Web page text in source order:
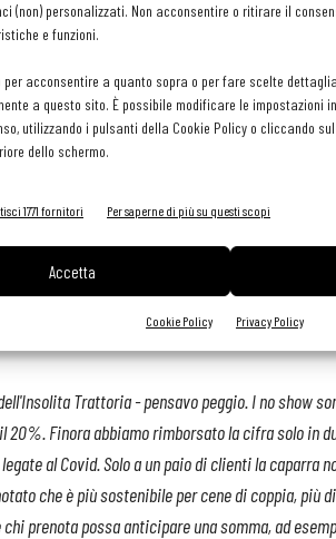
(non) personalizzati. Non acconsentire o ritirare il
e funzioni.
acconsentire a quanto sopra o per fare scelte
a questo sito. È possibile modificare le impostazioni
utilizzando i pulsanti della Cookie Policy o cliccando
dello schermo.
1771 fornitori Per saperne di più su questi scopi
Accetta
Cookie Policy Privacy Policy
rivolgere:
state chiamate al telefono hanno risposto di
addormentati sul divano, quelli del 'dieci
la babysitter'. Ma il campionario è lungo
Trattoria - pensavo peggio. I no show
Finora abbiamo rimborsato la cifra solo in
al Covid. Solo a un paio di clienti la caparra
che è più sostenibile per cene di coppia, più
prenota possa anticipare una somma, ad